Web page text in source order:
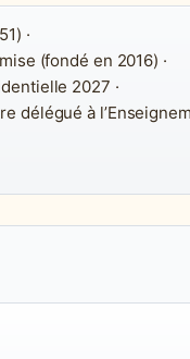
·
(fondé en 2016) ·
2027 ·
délégué à